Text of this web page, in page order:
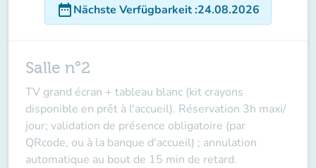
date_rangeNächste Verfügbarkeit:24.08.2026
Salle n°2
TV grand écran + tableau blanc (kit crayons
disponible en prêt à l'accueil). Réservation 3h maxi/
jour; validation de présence obligatoire (par
QRcode, ou à la banque d'accueil) ; annulation
automatique au bout de 15 min de retard.